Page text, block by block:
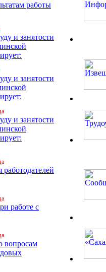
работы
и занятости
и занятости
и занятости
работе с
вопросам